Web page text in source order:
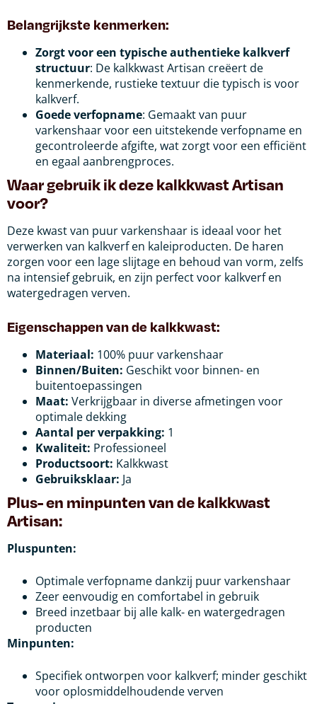
Belangrijkste kenmerken:
Zorgt voor een typische authentieke kalkverf
structuur: De kalkkwast Artisan creëert de
kenmerkende, rustieke textuur die typisch is voor
kalkverf.
Goede verfopname: Gemaakt van puur
varkenshaar voor een uitstekende verfopname en
gecontroleerde afgifte, wat zorgt voor een efficiënt
en egaal aanbrengproces.
Waar gebruik ik deze kalkkwast Artisan
voor?
Deze kwast van puur varkenshaar is ideaal voor het
verwerken van kalkverf en kaleiproducten. De haren
zorgen voor een lage slijtage en behoud van vorm, zelfs
na intensief gebruik, en zijn perfect voor kalkverf en
watergedragen verven.
Eigenschappen van de kalkkwast:
Materiaal: 100% puur varkenshaar
Binnen/Buiten: Geschikt voor binnen- en
buitentoepassingen
Maat: Verkrijgbaar in diverse afmetingen voor
optimale dekking
Aantal per verpakking: 1
Kwaliteit: Professioneel
Productsoort: Kalkkwast
Gebruiksklaar: Ja
Plus- en minpunten van de kalkkwast
Artisan:
Pluspunten:
Optimale verfopname dankzij puur varkenshaar
Zeer eenvoudig en comfortabel in gebruik
Breed inzetbaar bij alle kalk- en watergedragen
producten
Minpunten:
Specifiek ontworpen voor kalkverf; minder geschikt
voor oplosmiddelhoudende verven